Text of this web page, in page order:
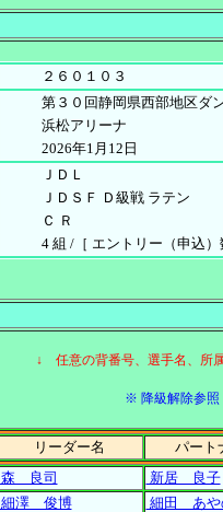
２６０１０３
第３０回静岡県西部地区ダ
浜松アリーナ
2026年1月12日
ＪＤＬ
ＪＤＳＦ Ｄ級戦 ラテン
Ｃ Ｒ
4 組 /［ エントリー（申込
↓ 任意の背番号、選手名、所
※ 降級解除参照
リーダー名
パート
森 良司
新居 良子
細澤 俊博
細田 あや